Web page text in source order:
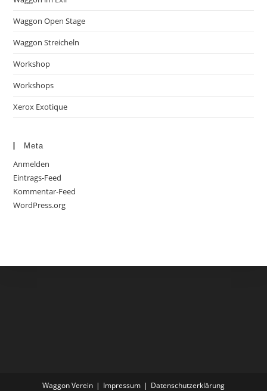
Waggon Open Stage
Waggon Streicheln
Workshop
Workshops
Xerox Exotique
Meta
Anmelden
Eintrags-Feed
Kommentar-Feed
WordPress.org
Waggon Verein Impressum Datenschutzerklärung